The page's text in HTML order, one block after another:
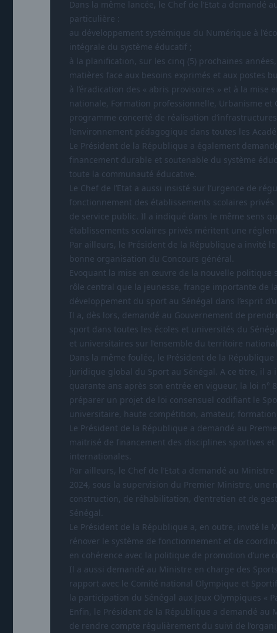
Dans la même lancée, le Chef de l’Etat a demandé
particulière :
au développement systémique du Numérique à
intégrale du système éducatif ;
à la planification, sur les cinq (5) prochaines
matières face aux besoins exprimés et aux postes
à l’éradication des « abris provisoires » et à la
nationale, Formation professionnelle, Urbanisme et
programme concerté de réalisation
l’environnement pédagogique dans toutes les
Le Président de la République a également
financement durable et soutenable du système
toute la communauté éducative.
Le Chef de l’Etat a aussi insisté sur l’urgence de
fonctionnement des établissements scolaires
de service public. Il a indiqué dans le même sens
établissements scolaires privés méritent une
Par ailleurs, le Président de la République a invité
bonne organisation du Concours général.
Evoquant la mise en œuvre de la nouvelle politique
rôle central que la jeunesse, frange importante de
développement du sport au Sénégal dans l’esprit
Il a, dès lors, demandé au Gouvernement de
sport dans toutes les écoles et universités du
et universitaires sur l’ensemble du territoire national.
Dans la même foulée, le Président de la
juridique global du Sport au Sénégal. A ce titre, il a
quarante ans après son entrée en vigueur, la loi n°
préparer un projet de loi consensuel codifiant le
universitaire, haute compétition, amateur,
Le Président de la République a demandé au
maitrisé de financement des disciplines sportives
internationales.
Par ailleurs, le Chef de l’Etat a demandé au
2024, sous la supervision du Premier Ministre, une
construction, de réhabilitation, d’entretien et de
Sénégal.
Le Président de la République a, en outre, invité le
rénover le système de fonctionnement et de
en cohérence avec la politique de promotion d’une
Il a aussi demandé au Ministre en charge des
rapport avec le Comité national Olympique et
la participation du Sénégal aux Jeux Olympiques «
Enfin, le Président de la République a demandé au
de rendre compte régulièrement du suivi de